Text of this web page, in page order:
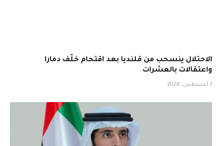
الاحتلال ينسحب من قلنديا بعد اقتحام خلّف دمارا
واعتقالات بالعشرات
7 أغسطس، 2026